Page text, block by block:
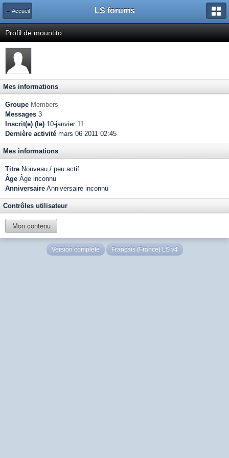
← Accueil LS forums
Profil de mountito
Mes informations
Groupe Members
Messages 3
Inscrit(e) (le) 10-janvier 11
Dernière activité mars 06 2011 02:45
Mes informations
Titre Nouveau / peu actif
Âge Âge inconnu
Anniversaire Anniversaire inconnu
Contrôles utilisateur
Mon contenu
Version complète Français (France) LS v4